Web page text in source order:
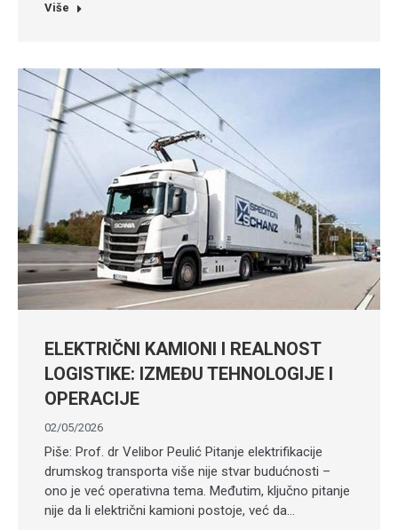
Više
ELEKTRIČNI KAMIONI I REALNOST
LOGISTIKE: IZMEĐU TEHNOLOGIJE I
OPERACIJE
02/05/2026
Piše: Prof. dr Velibor Peulić Pitanje elektrifikacije
drumskog transporta više nije stvar budućnosti –
ono je već operativna tema. Međutim, ključno pitanje
nije da li električni kamioni postoje, već da…